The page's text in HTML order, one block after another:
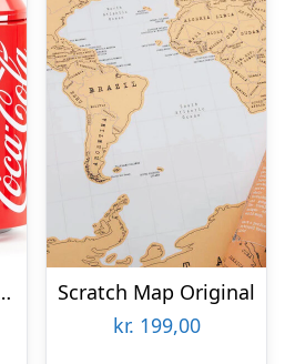
Scratch Map Original
kr. 199,00